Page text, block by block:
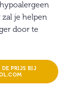
hypoalergeen
zal je helpen
door te
DE PRIJS BIJ